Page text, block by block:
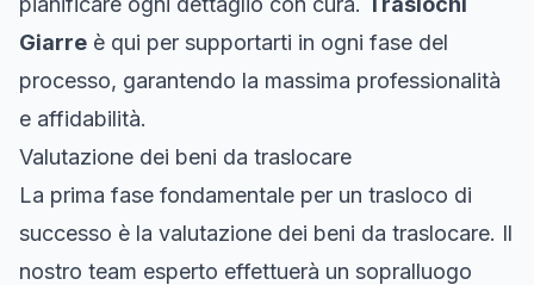
Giarre è qui per supportarti in ogni fase del
processo, garantendo la massima professionalità
e affidabilità.
Valutazione dei beni da traslocare
La prima fase fondamentale per un trasloco di
successo è la valutazione dei beni da traslocare. Il
nostro team esperto effettuerà un sopralluogo